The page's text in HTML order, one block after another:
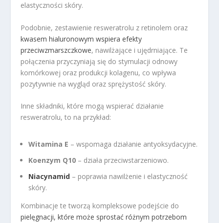
elastyczności skóry.
Podobnie, zestawienie resweratrolu z retinolem oraz
kwasem hialuronowym wspiera efekty
przeciwzmarszczkowe, nawilżające i ujędrniające. Te
połączenia przyczyniają się do stymulacji odnowy
komórkowej oraz produkcji kolagenu, co wpływa
pozytywnie na wygląd oraz sprężystość skóry.
Inne składniki, które mogą wspierać działanie
resweratrolu, to na przykład:
Witamina E – wspomaga działanie antyoksydacyjne.
Koenzym Q10 – działa przeciwstarzeniowo.
Niacynamid – poprawia nawilżenie i elastyczność
skóry.
Kombinacje te tworzą kompleksowe podejście do
pielęgnacji, które może sprostać różnym potrzebom